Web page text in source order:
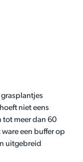
niet eens
tot meer dan 60
een buffer op
uitgebreid